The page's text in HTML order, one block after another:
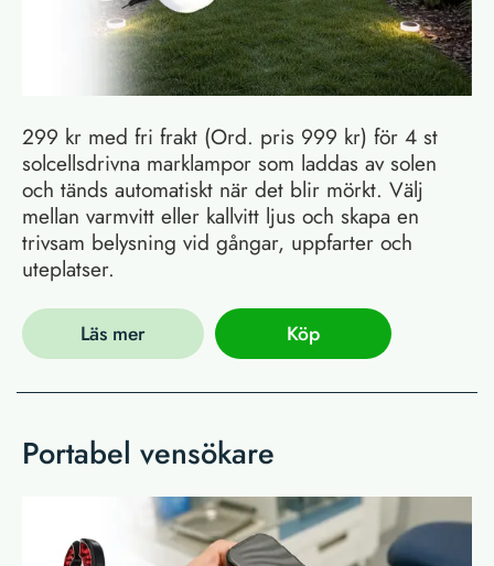
299 kr med fri frakt (Ord. pris 999 kr) för 4 st
solcellsdrivna marklampor som laddas av solen
och tänds automatiskt när det blir mörkt. Välj
mellan varmvitt eller kallvitt ljus och skapa en
trivsam belysning vid gångar, uppfarter och
uteplatser.
Läs mer Köp
Portabel vensökare